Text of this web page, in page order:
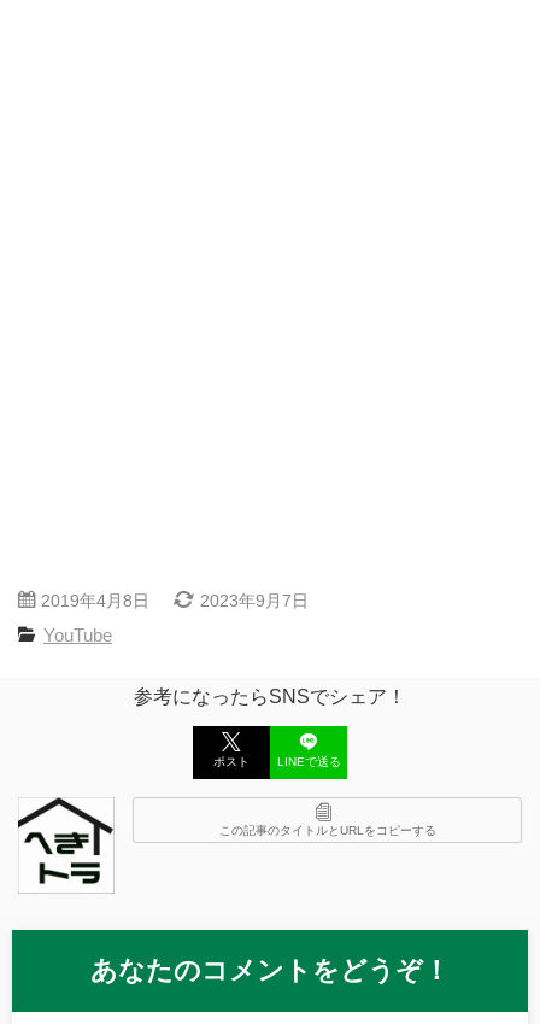
2019年4月8日 2023年9月7日
YouTube
参考になったらSNSでシェア！
ポスト LINEで送る
この記事のタイトルとURLをコピーする
あなたのコメントをどうぞ！